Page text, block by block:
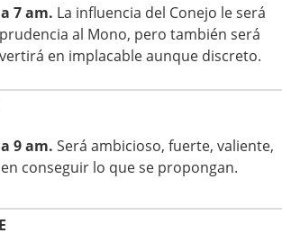
7 am. La influencia del Conejo le será
al Mono, pero también será
en implacable aunque discreto.
9 am. Será ambicioso, fuerte, valiente,
conseguir lo que se propongan.